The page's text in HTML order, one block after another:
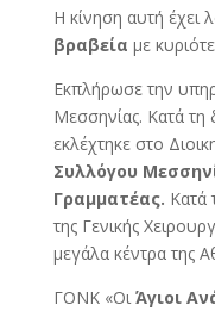
Η κίνηση αυτή έχει
βραβεία με
Εκπλήρωσε την
Μεσσηνίας. Κατά τη
εκλέχτηκε στο
Συλλόγου
Γραμματέας. Κατά
της Γενικής
μεγάλα κέντρα της
ΓΟΝΚ «ΟιΆγιοι